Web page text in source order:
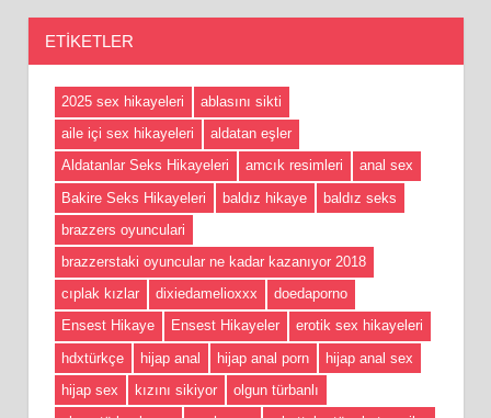
ETIKETLER
2025 sex hikayeleri
ablasını sikti
aile içi sex hikayeleri
aldatan eşler
Aldatanlar Seks Hikayeleri
amcık resimleri
anal sex
Bakire Seks Hikayeleri
baldız hikaye
baldız seks
brazzers oyunculari
brazzerstaki oyuncular ne kadar kazanıyor 2018
cıplak kızlar
dixiedamelioxxx
doedaporno
Ensest Hikaye
Ensest Hikayeler
erotik sex hikayeleri
hdxtürkçe
hijap anal hijap anal porn
hijap anal sex
hijap sex
kızını sikiyor
olgun türbanlı